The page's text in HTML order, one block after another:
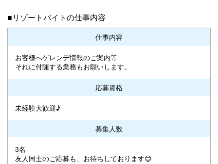
■リゾートバイトの仕事内容
仕事内容
お客様へゲレンデ情報のご案内等
それに付随する業務もお願いします。
応募資格
未経験大歓迎♪
募集人数
3名
友人同士のご応募も、お待ちしております😊